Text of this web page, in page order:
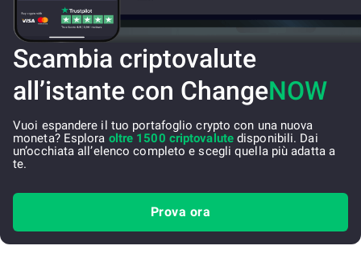
Scambia criptovalute
all’istante con ChangeNOW
Vuoi espandere il tuo portafoglio crypto con una nuova
moneta? Esplora oltre 1500 criptovalutedisponibili. Dai
un’occhiata all’elenco completo e scegli quella più adatta a
te.
Prova ora